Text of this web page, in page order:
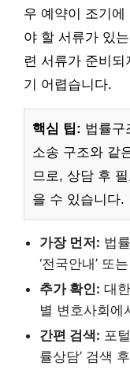
우 예약이 조기에
야 할 서류가 있
련 서류가 준비되
기 어렵습니다.
핵심 팁: 법률구
소송 구조와 같
므로, 상담 후
을 수 있습니다.
가장 먼저: 법
‘전국안내’ 또
추가 확인: 대
별 변호사회에
간편 검색: 포
률상담’ 검색